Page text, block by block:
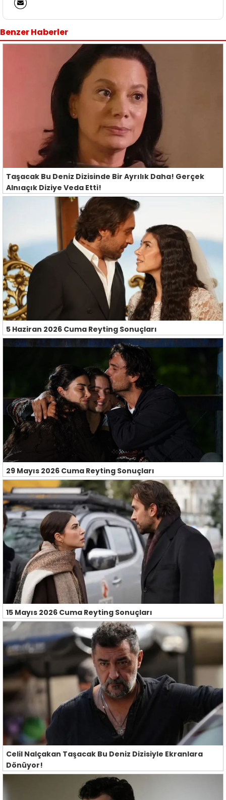
Benzer Haberler
Taşacak Bu Deniz Dizisinde Bir Ayrılık Daha! Gerçek
Alnıaçık Diziye Veda Etti!
5 Haziran 2026 Cuma Reyting Sonuçları
29 Mayıs 2026 Cuma Reyting Sonuçları
15 Mayıs 2026 Cuma Reyting Sonuçları
Celil Nalçakan Taşacak Bu Deniz Dizisiyle Ekranlara
Dönüyor!